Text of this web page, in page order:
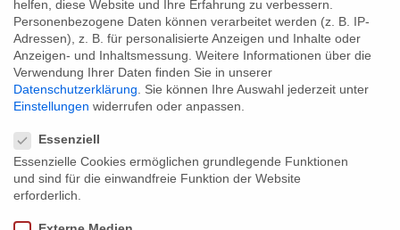
21
Aug.
Stephan Fröhlich
Eingebettete Zusatzversicherungen: beliebt, aber mit
Tücken
In den vergangenen Jahren hat sich durch den starken Fokus auf
den Onlinehandel auch das Kundenverhalten in Bezug auf den dazu
ein Produkt kauft, dem wird häufig auch eine sogenannte integrierte
Versicherung oder „Embedded Insurance“ mit angeboten. Doch hier
gilt es genau hinzusehen, denn die Policen haben auch ihre Tücken.
Beim Kauf eines Laptops oder einer Waschmaschine gleich die
Versandhändler an. Und das mit wachsendem Erfolg. Inzwischen
helfen, diese Website und Ihre Erfahrung zu verbessern.
Personenbezogene Daten können verarbeitet werden (z. B. IP-
Adressen), z. B. für personalisierte Anzeigen und Inhalte oder
Anzeigen- und Inhaltsmessung. Weitere Informationen über die
Verwendung Ihrer Daten finden Sie in unserer
Datenschutzerklärung
Sie können Ihre Auswahl jederzeit unter
Einstellungen widerrufen oder anpassen.
Essenziell
Essenzielle Cookies ermöglichen grundlegende Funktionen
und sind für die einwandfreie Funktion der Website
erforderlich.